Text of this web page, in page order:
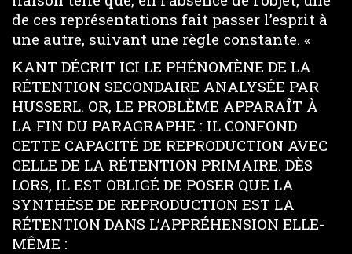
de ces représentations fait passer l’esprit à
une autre, suivant une règle constante. «
KANT DÉCRIT ICI LE PHÉNOMÈNE DE LA
RÉTENTION SECONDAIRE ANALYSÉE PAR
HUSSERL. OR, LE PROBLÈME APPARAÎT À
LA FIN DU PARAGRAPHE : IL CONFOND
CETTE CAPACITÉ DE REPRODUCTION AVEC
CELLE DE LA RÉTENTION PRIMAIRE. DÈS
LORS, IL EST OBLIGÉ DE POSER QUE LA
SYNTHÈSE DE REPRODUCTION EST LA
RÉTENTION DANS L’APPRÉHENSION ELLE-
MÊME :